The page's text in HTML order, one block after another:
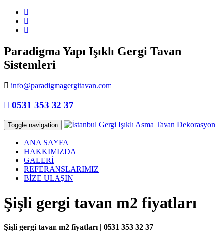
Paradigma Yapı Işıklı Gergi Tavan
Sistemleri
info@paradigmagergitavan.com
0531 353 32 37
Toggle navigation
ANA SAYFA
HAKKIMIZDA
GALERİ
REFERANSLARIMIZ
BİZE ULAŞIN
Şişli gergi tavan m2 fiyatları
Şişli gergi tavan m2 fiyatları | 0531 353 32 37